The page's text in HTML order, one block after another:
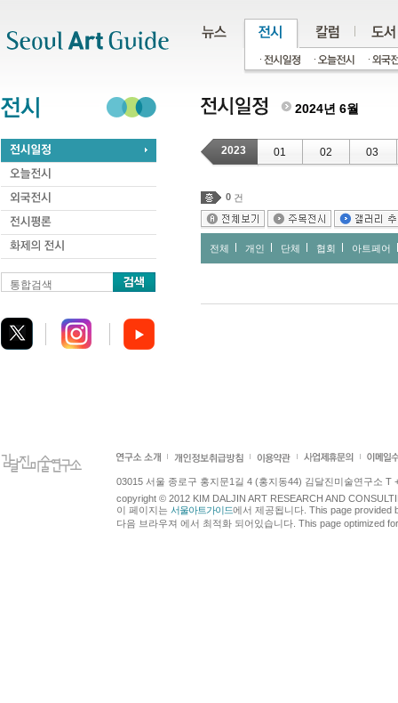
통합검색
2024년 6월
2023 01 02 03
0 건
전체 개인 단체 협회 아트페어
03015 서울 종로구 홍지문1길 4 (홍지동44) 김달진미술연구소 T
copyright © 2012 KIM DALJIN ART RESEARCH AND
이 페이지는 서울아트가이드에서 제공됩니다. This page provided
다음 브라우져 에서 최적화 되어있습니다. This page optimized